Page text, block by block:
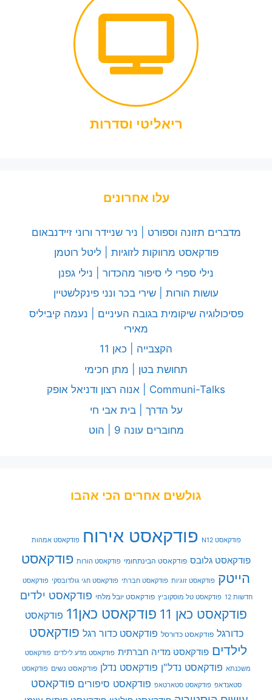
ריאליטי וסדרות
עלו אחרונים
מדברים תזונה וספורט | ניר שניידר ורוני זיידנבאום
פודקאסט מרווקות לזוגיות | ליטל רוטמן
נילי ספרי לי סיפור מהכדור | נילי גפנן
עושות הורות | שירי בכר ונני פינקלשטיין
פסיכולוגיה שיקומית בגובה העיניים | נעמה קיביליס
מאירי
הקצבייה | כאן 11
תחושת בטן | מתן חכימי
Communi-Talks | אנוה רצון ודניאל אופק
על הדרך | בית אבי חי
מחוברים עונה 9 | הוט
גולשים אחרים הכי אהבו
פודקאסט N12 פודקאסט אירוח פודקאסט אמהות
פודקאסט גלובס פודקאסט הבינתחומי פודקאסט הורות פודקאסט
הייטק פודקאסט זוגיות פודקאסט חברתי פודקאסט חגי גולדובסקי פודקאסט
חדשות 12 פודקאסט טל מוסקוביץ פודקאסט יובל מלחי פודקאסט ילדים
פודקאסט כאן 11 פודקאסט כאן11
פודקאסט
כדורגל פודקאסט כדורסל פודקאסט כדור רגל פודקאסט
לילדים פודקאסט מדיה חברתית פודקאסט מדע לילדים פודקאסט
משכנתא פודקאסט נדל"ן פודקאסט נדלן פודקאסט נשים פודקאסט
סטאנדאפ פודקאסט סטארטאפ פודקאסט סיפורים פודקאסט